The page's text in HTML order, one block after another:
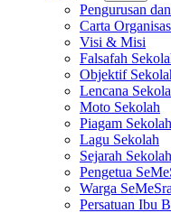
Pengurusan
Carta
Visi & Misi
Falsafah
Objektif
Lencana
Moto Sekolah
Piagam Sekolah
Lagu Sekolah
Sejarah Sekolah
Pengetua
Warga SeMeSra
Persatuan Ibu